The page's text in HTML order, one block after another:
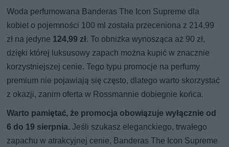
Woda perfumowana Banderas The Icon Supreme dla
kobiet o pojemności 100 ml została przeceniona z 214,99
zł na jedyne 124,99 zł. To obniżka wynosząca aż 90 zł,
dzięki której luksusowy zapach można kupić w znacznie
korzystniejszej cenie. Tego typu promocje na perfumy
premium nie pojawiają się często, dlatego warto skorzystać
z okazji, zanim oferta w Rossmannie dobiegnie końca.
Warto pamiętać, że promocja obowiązuje wyłącznie od
6 do 19 sierpnia. Jeśli szukasz eleganckiego, trwałego
zapachu w atrakcyjnej cenie, Banderas The Icon Supreme